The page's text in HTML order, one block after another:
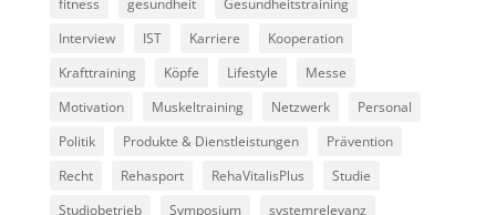
Interview
IST Karriere
Kooperation
Krafttraining
Köpfe Lifestyle
Messe
Motivation
Muskeltraining Netzwerk
Personal
Politik
Produkte & Dienstleistungen
Prävention
Recht
Rehasport RehaVitalisPlus
Studie
Studiobetrieb
Symposium systemrelevanz